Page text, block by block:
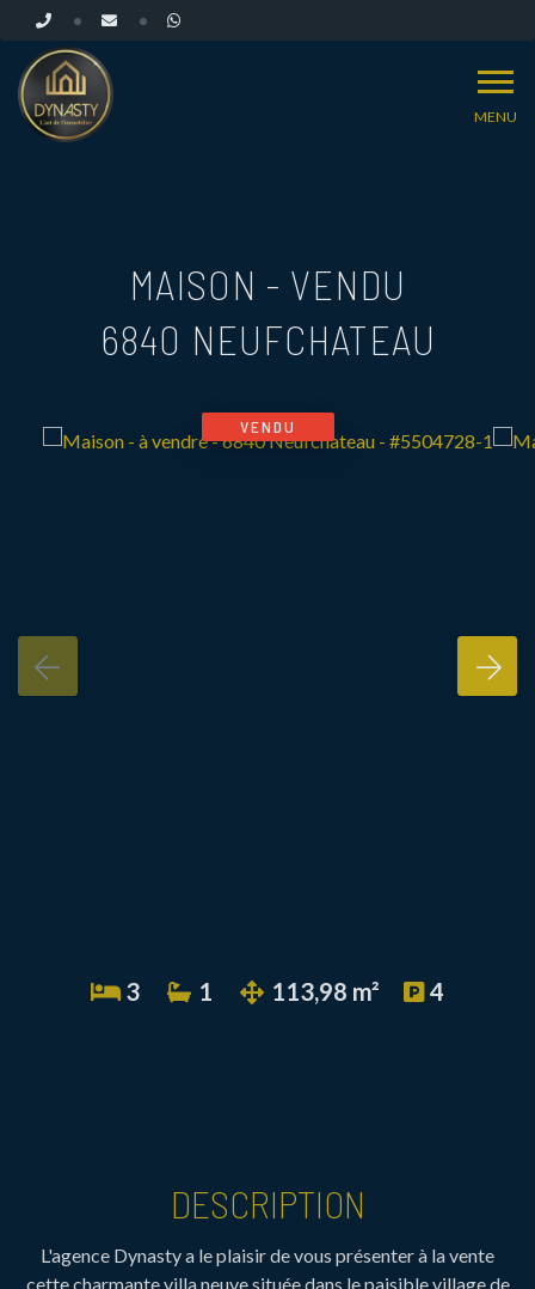
MENU
MAISON - VENDU
6840 NEUFCHATEAU
VENDU
3 1 113,98 m² 4
DESCRIPTION
L'agence Dynasty a le plaisir de vous présenter à la vente
cette charmante villa neuve située dans le paisible village de